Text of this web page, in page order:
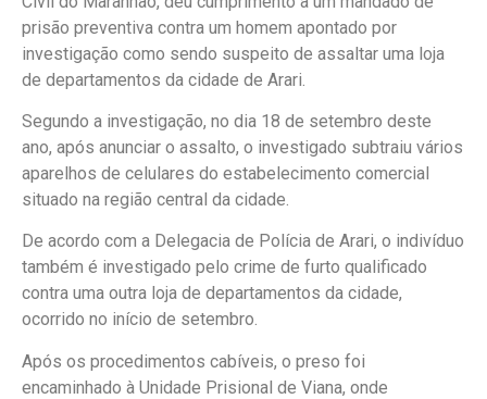
prisão preventiva contra um homem apontado por
investigação como sendo suspeito de assaltar uma loja
de departamentos da cidade de Arari.
Segundo a investigação, no dia 18 de setembro deste
ano, após anunciar o assalto, o investigado subtraiu vários
aparelhos de celulares do estabelecimento comercial
situado na região central da cidade.
De acordo com a Delegacia de Polícia de Arari, o indivíduo
também é investigado pelo crime de furto qualificado
contra uma outra loja de departamentos da cidade,
ocorrido no início de setembro.
Após os procedimentos cabíveis, o preso foi
encaminhado à Unidade Prisional de Viana, onde